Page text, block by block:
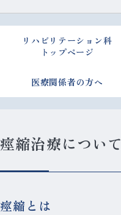
リハビリテーション科
トップページ
医療関係者の方へ
痙縮治療について
痙縮とは